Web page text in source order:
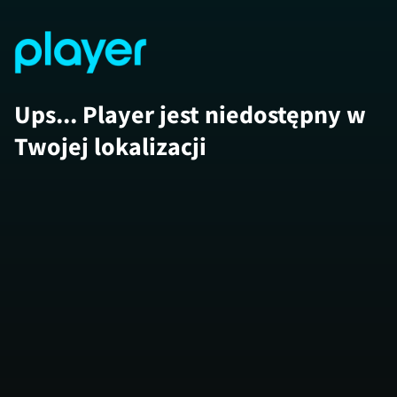
Ups... Player jest niedostępny w
Twojej lokalizacji